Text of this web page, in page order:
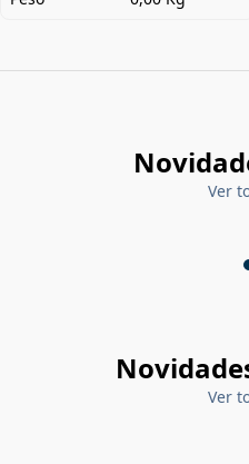
Ver
Ver